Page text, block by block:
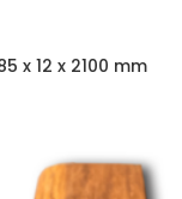
x 12 x 2100 mm